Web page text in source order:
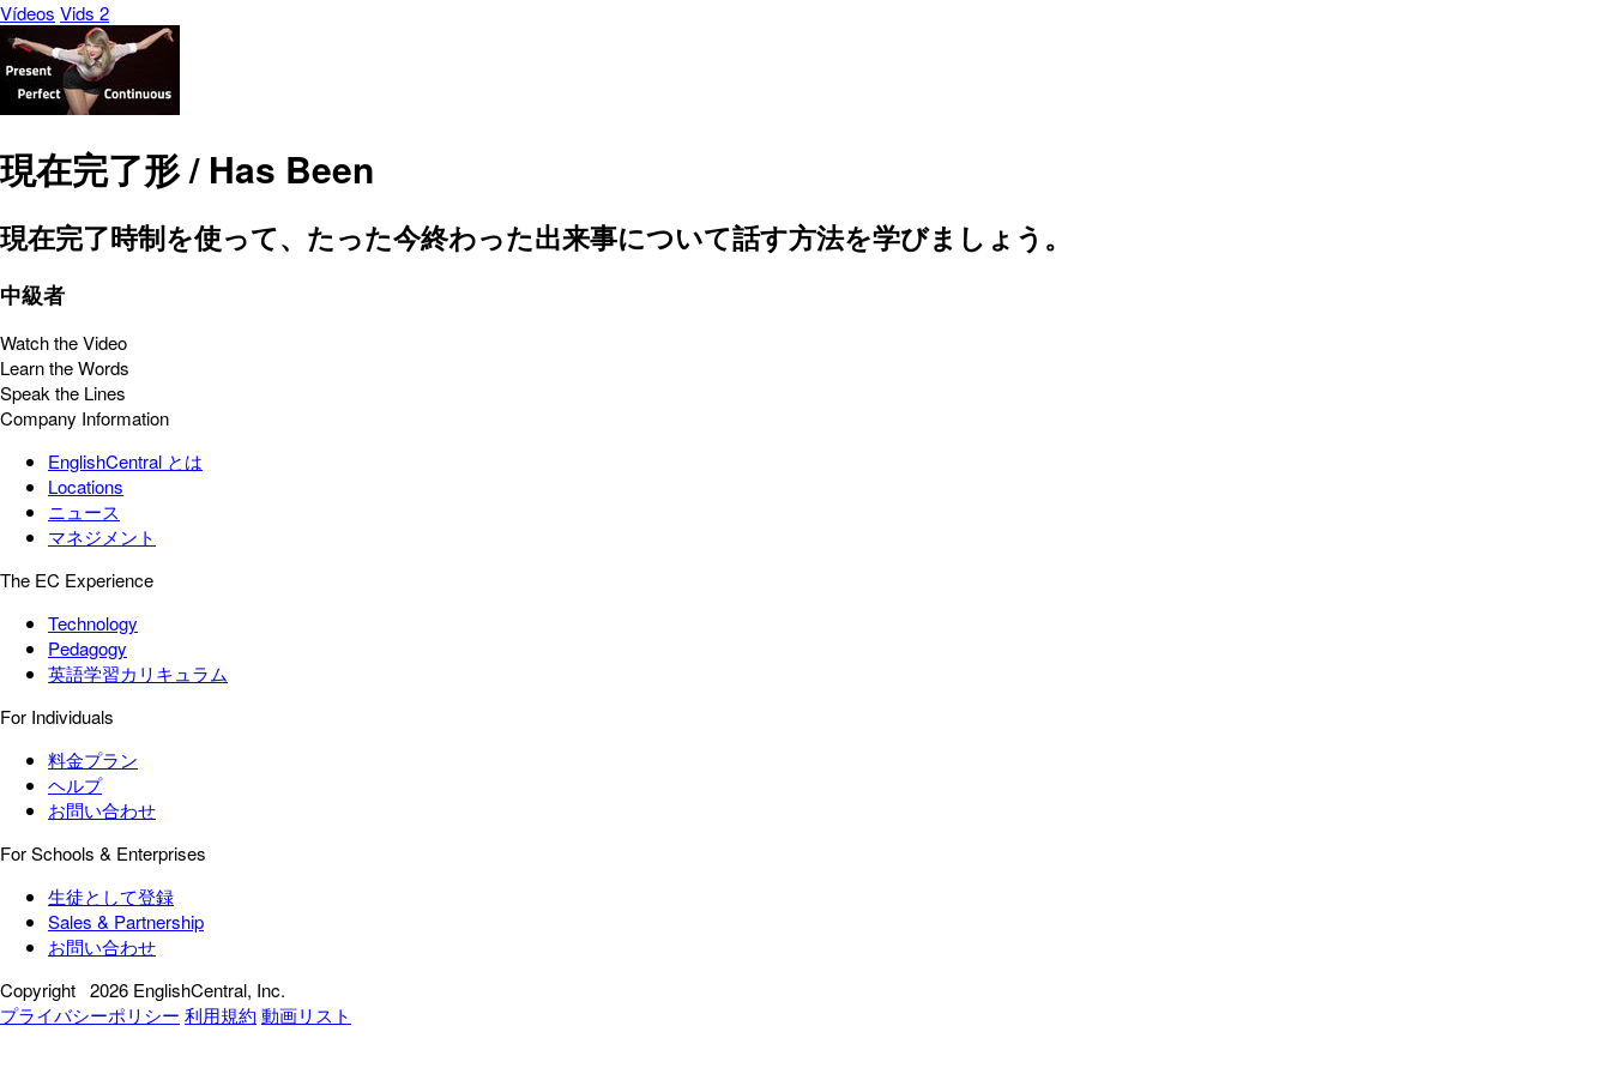
Vídeos Vids 2
現在完了形 / Has Been
現在完了時制を使って、たった今終わった出来事について話す方法を学びましょう。
中級者
Watch the Video
Learn the Words
Speak the Lines
Company Information
EnglishCentral とは
Locations
ニュース
マネジメント
The EC Experience
Technology
Pedagogy
英語学習カリキュラム
For Individuals
料金プラン
ヘルプ
お問い合わせ
For Schools & Enterprises
生徒として登録
Sales & Partnership
お問い合わせ
Copyright 2026 EnglishCentral, Inc.
プライバシーポリシー 利用規約 動画リスト